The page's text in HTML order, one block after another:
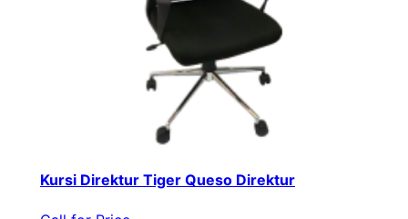
Kursi Direktur Tiger Queso Direktur